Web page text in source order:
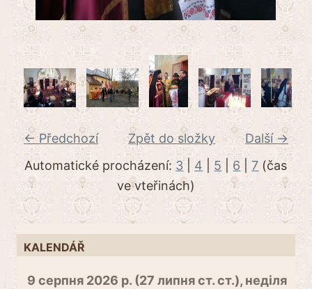
← Předchozí Další →
Zpět do složky
Automatické procházení: 3| 4 5 6 7 (čas
ve vteřinách)
KALENDÁŘ
9 серпня 2026 р. (27 липня ст. ст.), неділя